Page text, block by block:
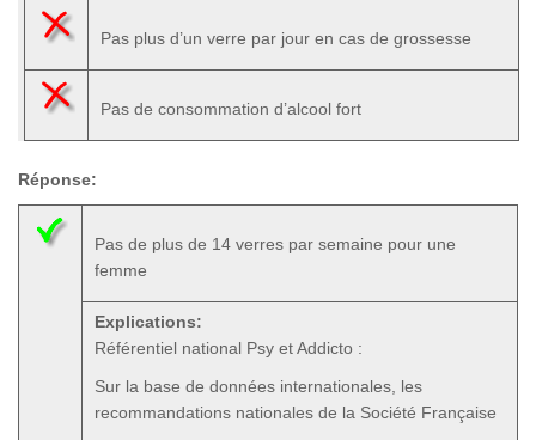
Pas plus d’un verre par jour en cas de grossesse
Pas de consommation d’alcool fort
Réponse:
Pas de plus de 14 verres par semaine pour une
femme
Explications:
Référentiel national Psy et Addicto :
Sur la base de données internationales, les
recommandations nationales de la Société Française